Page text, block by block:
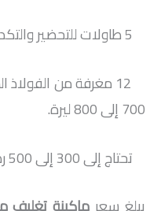
12 مغرفة من
700 إلى 800 ليرة.
تحتاج إلى 300 إلى 500 رطل من معدات التنظيف والقطع.